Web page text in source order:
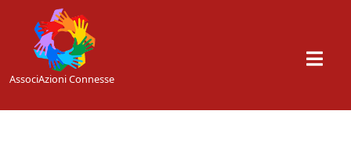
Skip to main content
AssociAzioni Connesse